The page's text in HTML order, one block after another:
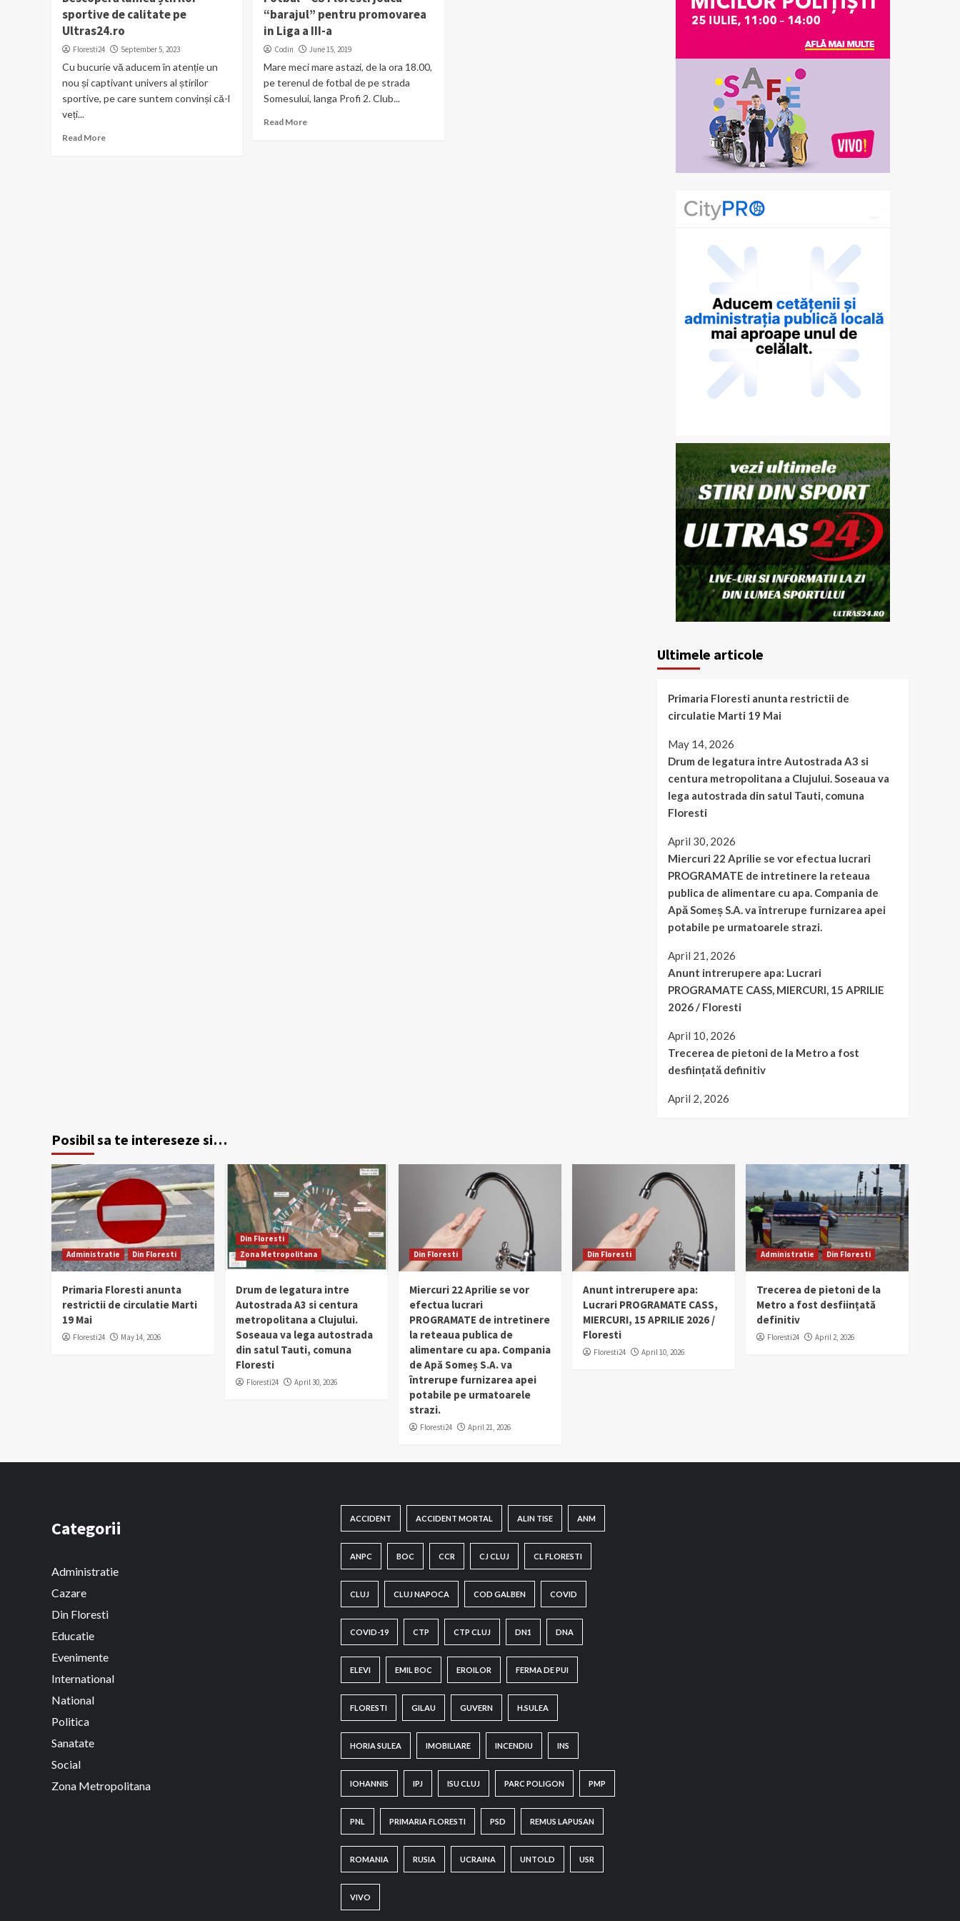
sportive de calitate pe
Ultras24.ro
Floresti24 September 5, 2023
Cu bucurie vă aducem în atenție un
nou și captivant univers al știrilor
sportive, pe care suntem convinși că-l
veți...
Read More
“barajul” pentru promovarea
in Liga a III-a
Codin June 15, 2019
Mare meci mare astazi, de la ora 18.00,
pe terenul de fotbal de pe strada
Somesului, langa Profi 2. Club...
Read More
Ultimele articole
Primaria Floresti anunta restrictii de
circulatie Marti 19 Mai
May 14, 2026
Drum de legatura intre Autostrada A3 si
centura metropolitana a Clujului. Soseaua va
lega autostrada din satul Tauti, comuna
Floresti
April 30, 2026
Miercuri 22 Aprilie se vor efectua lucrari
PROGRAMATE de intretinere la reteaua
publica de alimentare cu apa. Compania de
Apă Someș S.A. va întrerupe furnizarea apei
potabile pe urmatoarele strazi.
April 21, 2026
Anunt intrerupere apa: Lucrari
PROGRAMATE CASS, MIERCURI, 15 APRILIE
2026 / Floresti
April 10, 2026
Trecerea de pietoni de la Metro a fost
desființată definitiv
April 2, 2026
Posibil sa te intereseze si…
Administratie Din Floresti
Primaria Floresti anunta
restrictii de circulatie Marti
19 Mai
Floresti24 May 14, 2026
Din Floresti
Zona Metropolitana
Drum de legatura intre
Autostrada A3 si centura
metropolitana a Clujului.
Soseaua va lega autostrada
din satul Tauti, comuna
Floresti
Floresti24 April 30, 2026
Din Floresti
Miercuri 22 Aprilie se vor
efectua lucrari
PROGRAMATE de intretinere
la reteaua publica de
alimentare cu apa. Compania
de Apă Someș S.A. va
întrerupe furnizarea apei
potabile pe urmatoarele
strazi.
Floresti24 April 21, 2026
Din Floresti
Anunt intrerupere apa:
Lucrari PROGRAMATE CASS,
MIERCURI, 15 APRILIE 2026 /
Floresti
Floresti24 April 10, 2026
Administratie Din Floresti
Trecerea de pietoni de la
Metro a fost desființată
definitiv
Floresti24 April 2, 2026
Categorii
Administratie
Cazare
Din Floresti
Educatie
Evenimente
International
National
Politica
Sanatate
Social
Zona Metropolitana
ACCIDENT ACCIDENT MORTAL ALIN TISE ANM
ANPC BOC CCR CJ CLUJ CL FLORESTI
CLUJ CLUJ NAPOCA COD GALBEN COVID
COVID-19 CTP CTP CLUJ DN1 DNA
ELEVI EMIL BOC EROILOR FERMA DE PUI
FLORESTI GILAU GUVERN H.SULEA
HORIA SULEA IMOBILIARE INCENDIU INS
IOHANNIS IPJ ISU CLUJ PARC POLIGON PMP
PNL PRIMARIA FLORESTI PSD REMUS LAPUSAN
ROMANIA RUSIA UCRAINA UNTOLD USR
VIVO